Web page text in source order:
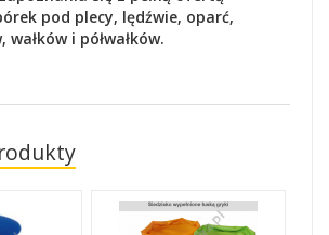
pod plecy, lędźwie, oparć,
i półwałków.